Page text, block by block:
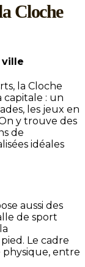
Cloche
la Cloche
capitale : un
les jeux en
y trouve des
de
idéales
aussi des
de sport
Le cadre
entre